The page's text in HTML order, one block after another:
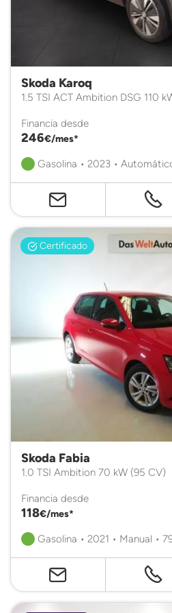
Skoda Karoq
1.5 TSI ACT Ambition DSG 110
Financia desde
246€/mes*
Gasolina • 2023 •
Certificado
Skoda Fabia
1.0 TSI Ambition 70 kW (95 CV)
Financia desde
118€/mes*
Gasolina • 2021 • Manual •